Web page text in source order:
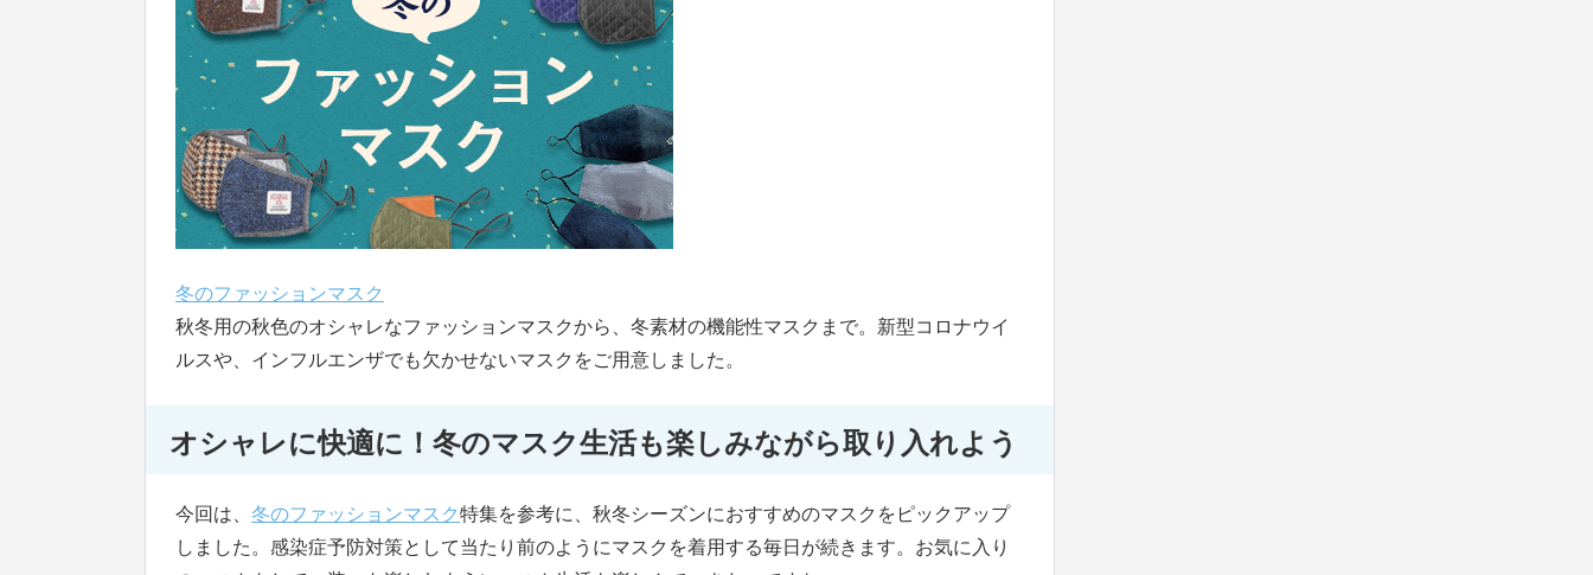
冬のファッションマスク
秋冬用の秋色のオシャレなファッションマスクから、冬素材の機能性マスクまで。新型コロナウイ
ルスや、インフルエンザでも欠かせないマスクをご用意しました。
オシャレに快適に！冬のマスク生活も楽しみながら取り入れよう
今回は、 冬のファッションマスク特集を参考に、秋冬シーズンにおすすめのマスクをピックアップ
しました。感染症予防対策として当たり前のようにマスクを着用する毎日が続きます。お気に入り